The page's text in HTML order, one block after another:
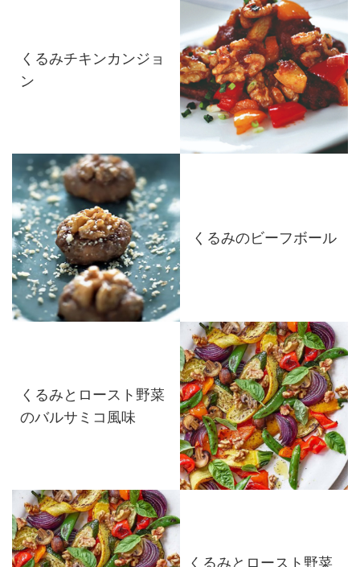
くるみチキンカンジョ
ン
くるみのビーフボール
くるみとロースト野菜
のバルサミコ風味
くるみとロースト野菜